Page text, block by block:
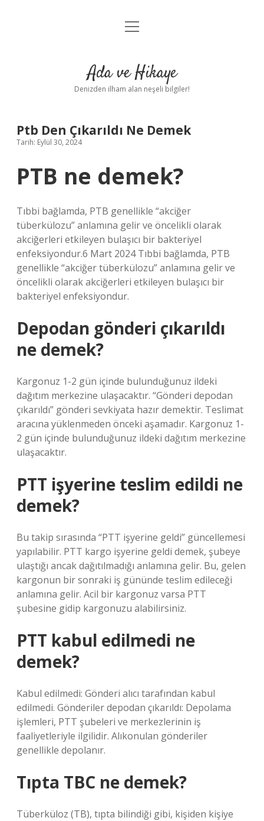
Anasayfa
Yasal Uyarı
menüyü
Ada ve Hikaye
Denizden ilham alan neşeli bilgiler!
Ptb Den Çıkarıldı Ne Demek
Tarih: Eylül 30, 2024
PTB ne demek?
Tıbbi bağlamda, PTB genellikle “akciğer
tüberkülozu” anlamına gelir ve öncelikli olarak
akciğerleri etkileyen bulaşıcı bir bakteriyel
enfeksiyondur.6 Mart 2024 Tıbbi bağlamda, PTB
genellikle “akciğer tüberkülozu” anlamına gelir ve
öncelikli olarak akciğerleri etkileyen bulaşıcı bir
bakteriyel enfeksiyondur.
Depodan gönderi çıkarıldı
ne demek?
Kargonuz 1-2 gün içinde bulunduğunuz ildeki
dağıtım merkezine ulaşacaktır. “Gönderi depodan
çıkarıldı” gönderi sevkiyata hazır demektir. Teslimat
aracına yüklenmeden önceki aşamadır. Kargonuz 1-
2 gün içinde bulunduğunuz ildeki dağıtım merkezine
ulaşacaktır.
PTT işyerine teslim edildi ne
demek?
Bu takip sırasında “PTT işyerine geldi” güncellemesi
yapılabilir. PTT kargo işyerine geldi demek, şubeye
ulaştığı ancak dağıtılmadığı anlamına gelir. Bu, gelen
kargonun bir sonraki iş gününde teslim edileceği
anlamına gelir. Acil bir kargonuz varsa PTT
şubesine gidip kargonuzu alabilirsiniz.
PTT kabul edilmedi ne
demek?
Kabul edilmedi: Gönderi alıcı tarafından kabul
edilmedi. Gönderiler depodan çıkarıldı: Depolama
işlemleri, PTT şubeleri ve merkezlerinin iş
faaliyetleriyle ilgilidir. Alıkonulan gönderiler
genellikle depolanır.
Tıpta TBC ne demek?
Tüberküloz (TB), tıpta bilindiği gibi, kişiden kişiye